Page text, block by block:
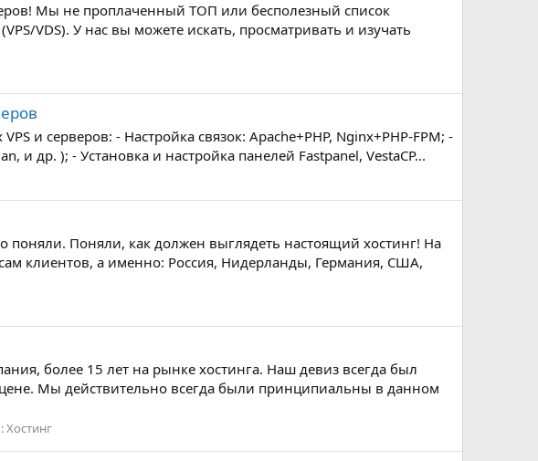
Мы не проплаченный ТОП или бесполезный список
VDS). У нас вы можете искать, просматривать и изучать
и серверов: - Настройка связок: Apache+PHP, Nginx+PHP-FPM; -
и др. ); - Установка и настройка панелей Fastpanel, VestaCP...
поняли. Поняли, как должен выглядеть настоящий хостинг! На
клиентов, а именно: Россия, Нидерланды, Германия, США,
более 15 лет на рынке хостинга. Наш девиз всегда был
цене. Мы действительно всегда были принципиальны в данном
Хостинг